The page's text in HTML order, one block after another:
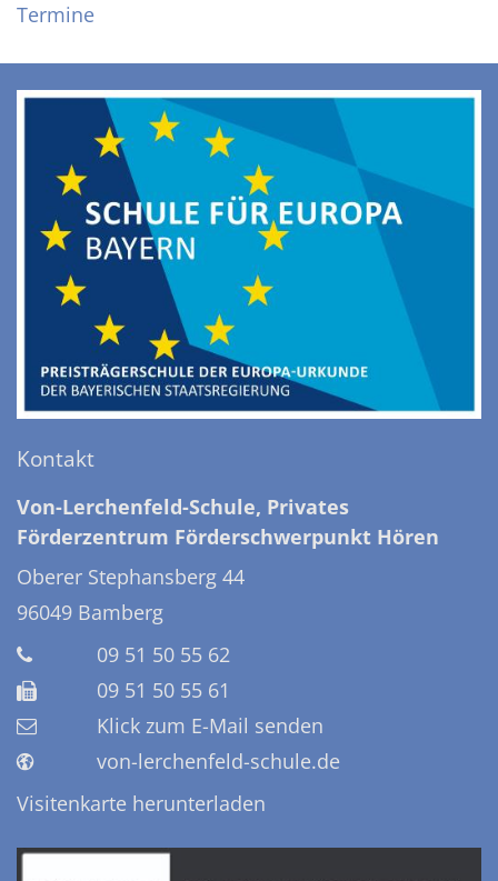
Termine
Kontakt
Von-Lerchenfeld-Schule, Privates
Förderzentrum Förderschwerpunkt Hören
Oberer Stephansberg 44
96049 Bamberg
09 51 50 55 62
09 51 50 55 61
Klick zum E-Mail senden
von-lerchenfeld-schule.de
Visitenkarte herunterladen